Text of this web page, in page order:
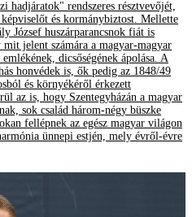
hadjáratok" rendszeres résztvevőjét,
és kormánybiztost. Mellette
József huszárparancsnok fiát is
jelent számára a magyar-magyar
emlékének, dicsőségének ápolása. A
honvédek is, ők pedig az 1848/49
és környékéről érkezett
az is, hogy Szentegyházán a magyar
sok család három-négy büszke
fellépnek az egész magyar világon
ünnepi estjén, mely évről-évre